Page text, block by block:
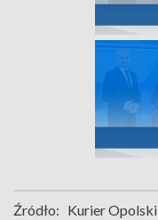
Źródło: Kurier Opolski